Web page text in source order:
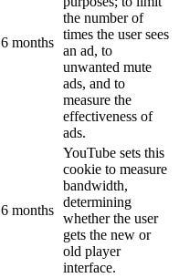
6 months
the number of
times the user sees
an ad, to
unwanted mute
ads, and to
measure the
effectiveness of
ads.
6 months
YouTube sets this
cookie to measure
bandwidth,
determining
whether the user
gets the new or
old player
interface.